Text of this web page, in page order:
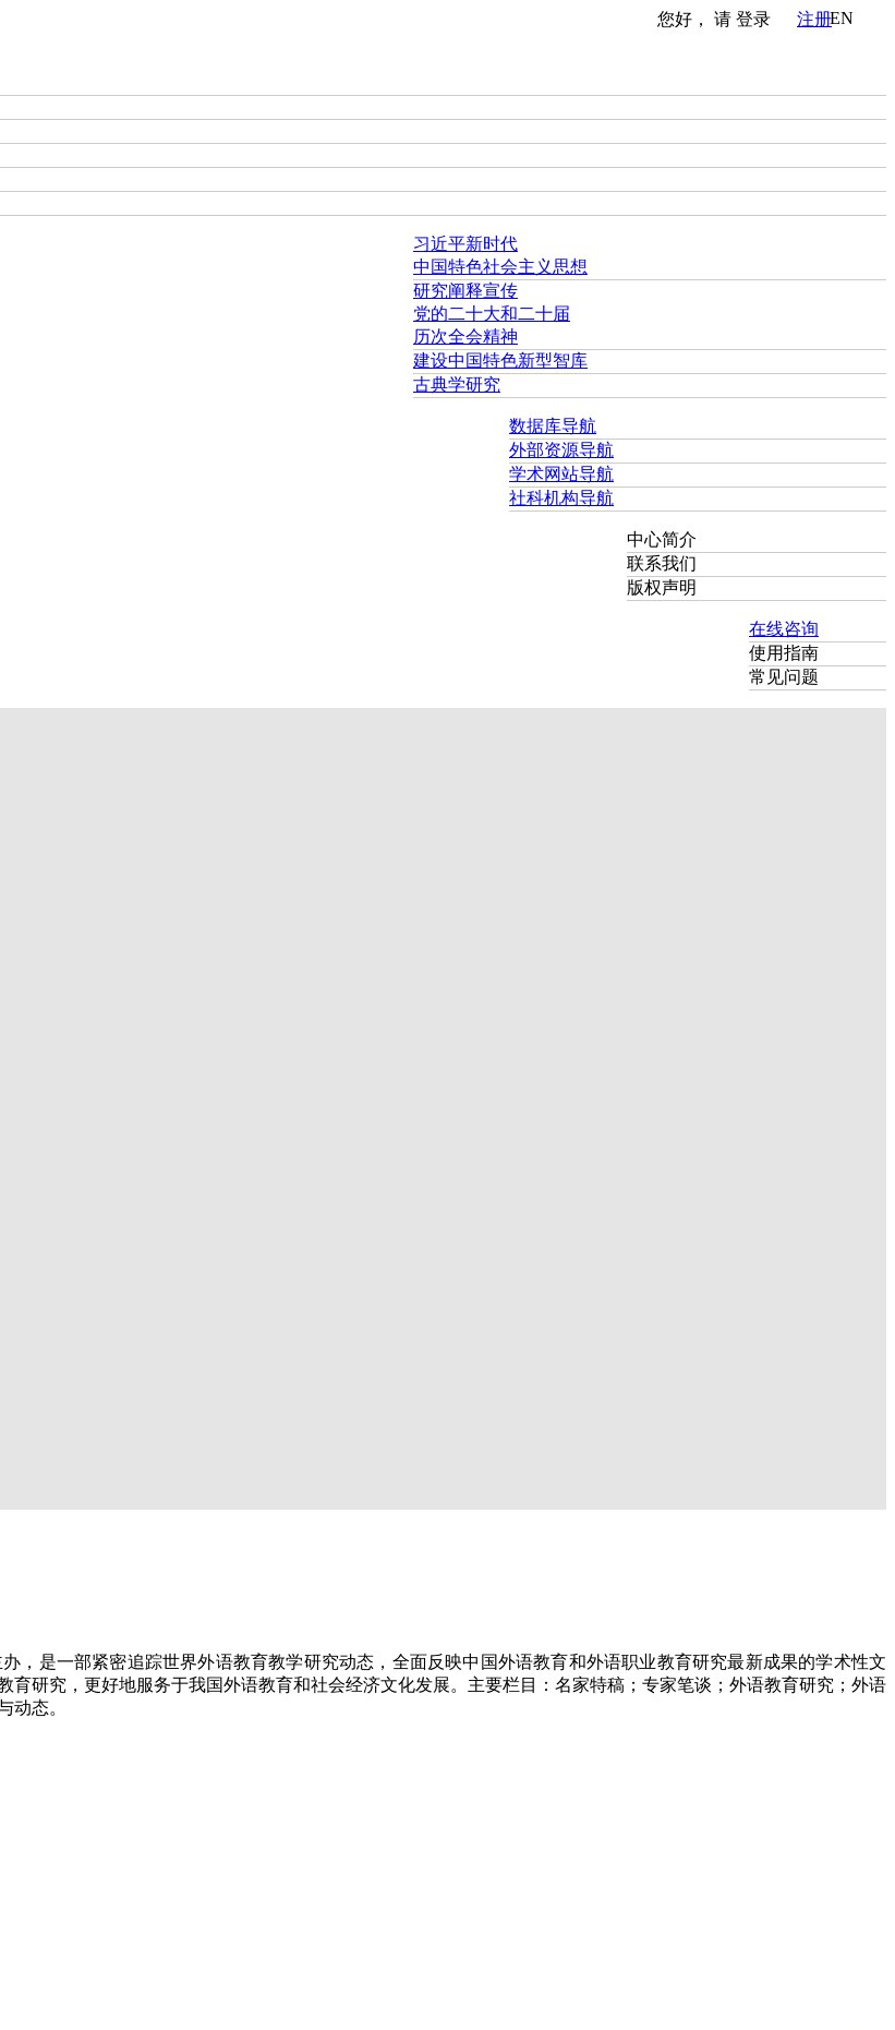
您好， 请 登录 注册EN
习近平新时代
中国特色社会主义思想
研究阐释宣传
党的二十大和二十届
历次全会精神
建设中国特色新型智库
古典学研究
数据库导航
外部资源导航
学术网站导航
社科机构导航
中心简介
联系我们
版权声明
在线咨询
使用指南
常见问题
是一部紧密追踪世界外语教育教学研究动态，全面反映中国外语教育和外语职业教育研究最新成果的学术性文
研究，更好地服务于我国外语教育和社会经济文化发展。主要栏目：名家特稿；专家笔谈；外语教育研究；外语
动态。